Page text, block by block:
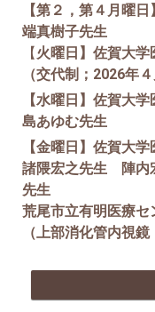
【第２，第４月曜
端真樹子先生
【 火曜日】佐賀大
（交代制；2026年
【水曜日】佐賀大
島あゆむ先生
【金曜日】佐賀大
諸隈宏之先生 陣
先生
荒尾市立有明医療
（上部消化管内視